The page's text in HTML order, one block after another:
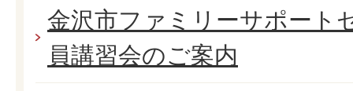
金沢市ファミリーサポート
員講習会のご案内